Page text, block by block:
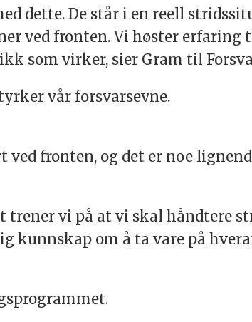
dette. De står i en reell
ved fronten. Vi høster erfaring
som virker, sier Gram til
vår forsvarsevne.
fronten, og det er noe
trener vi på at vi skal håndtere
kunnskap om å ta vare på